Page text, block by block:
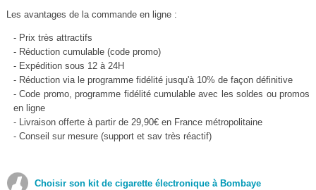
Les avantages de la commande en ligne :
- Prix très attractifs
- Réduction cumulable (code promo)
- Expédition sous 12 à 24H
- Réduction via le programme fidélité jusqu'à 10% de façon définitive
- Code promo, programme fidélité cumulable avec les soldes ou promos
en ligne
- Livraison offerte à partir de 29,90€ en France métropolitaine
- Conseil sur mesure (support et sav très réactif)
Choisir son kit de cigarette électronique à Bombaye